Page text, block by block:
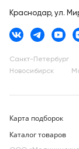
Краснодар, ул.
Санкт-Петербург
Новосибирск
Карта подборок
Каталог товаров